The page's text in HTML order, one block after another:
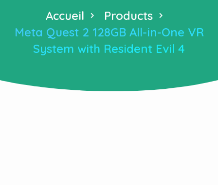
Accueil
Products
Meta Quest 2 128GB All-in-One VR
System with Resident Evil 4